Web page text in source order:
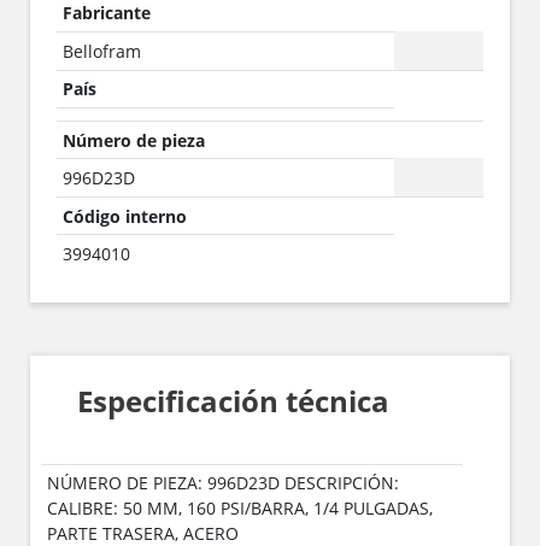
Fabricante
Bellofram
País
Número de pieza
996D23D
Código interno
3994010
Especificación técnica
NÚMERO DE PIEZA: 996D23D DESCRIPCIÓN:
CALIBRE: 50 MM, 160 PSI/BARRA, 1/4 PULGADAS,
PARTE TRASERA, ACERO